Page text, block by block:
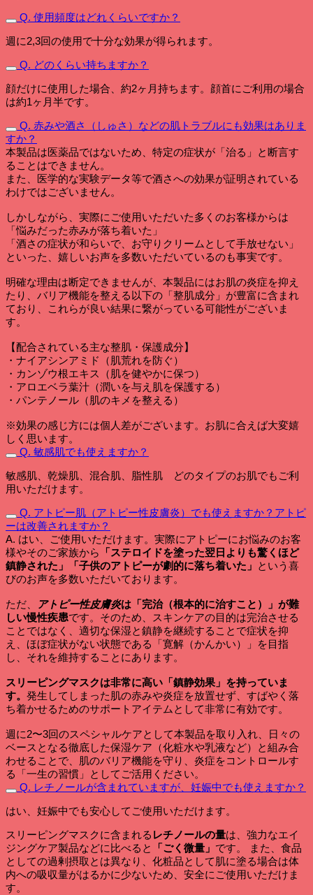
Q. 使用頻度はどれくらいですか？
週に2,3回の使用で十分な効果が得られます。
Q. どのくらい持ちますか？
顔だけに使用した場合、約2ヶ月持ちます。顔首にご利用の場合
は約1ヶ月半です。
Q. 赤みや酒さ（しゅさ）などの肌トラブルにも効果はありま
すか？
本製品は医薬品ではないため、特定の症状が「治る」と断言す
ることはできません。
また、医学的な実験データ等で酒さへの効果が証明されている
わけではございません。
しかしながら、実際にご使用いただいた多くのお客様からは
「悩みだった赤みが落ち着いた」
「酒さの症状が和らいで、お守りクリームとして手放せない」
といった、嬉しいお声を多数いただいているのも事実です。
明確な理由は断定できませんが、本製品にはお肌の炎症を抑え
たり、バリア機能を整える以下の「整肌成分」が豊富に含まれ
ており、これらが良い結果に繋がっている可能性がございま
す。
【配合されている主な整肌・保護成分】
・ナイアシンアミド（肌荒れを防ぐ）
・カンゾウ根エキス（肌を健やかに保つ）
・アロエベラ葉汁（潤いを与え肌を保護する）
・パンテノール（肌のキメを整える）
※効果の感じ方には個人差がございます。お肌に合えば大変嬉
しく思います。
Q. 敏感肌でも使えますか？
敏感肌、乾燥肌、混合肌、脂性肌 どのタイプのお肌でもご利
用いただけます。
Q. アトピー肌（アトピー性皮膚炎）でも使えますか？アトピ
ーは改善されますか？
A. はい、ご使用いただけます。実際にアトピーにお悩みのお客
様やそのご家族から
「ステロイドを塗った翌日よりも驚くほど
鎮静された」「子供のアトピーが劇的に落ち着いた」 という喜
びのお声を多数いただいております。
ただ、 アトピー性皮膚炎は「完治（根本的に治すこと）」が難
しい慢性疾患です。そのため、スキンケアの目的は完治させる
ことではなく、適切な保湿と鎮静を継続することで症状を抑
え、ほぼ症状がない状態である「寛解（かんかい）」を目指
し、それを維持することにあります。
スリーピングマスクは非常に高い「鎮静効果」を持っていま
す。 発生してしまった肌の赤みや炎症を放置せず、すばやく落
ち着かせるためのサポートアイテムとして非常に有効です。
週に2〜3回のスペシャルケアとして本製品を取り入れ、日々の
ベースとなる徹底した保湿ケア（化粧水や乳液など）と組み合
わせることで、肌のバリア機能を守り、炎症をコントロールす
る「一生の習慣」としてご活用ください。
Q. レチノールが含まれていますが、妊娠中でも使えますか？
はい、妊娠中でも安心してご使用いただけます。
スリーピングマスクに含まれる レチノールの量は、強力なエイ
ジングケア製品などに比べると
「ごく微量」 です。 また、食品
としての過剰摂取とは異なり、化粧品として肌に塗る場合は体
内への吸収量がはるかに少ないため、安全にご使用いただけま
す。